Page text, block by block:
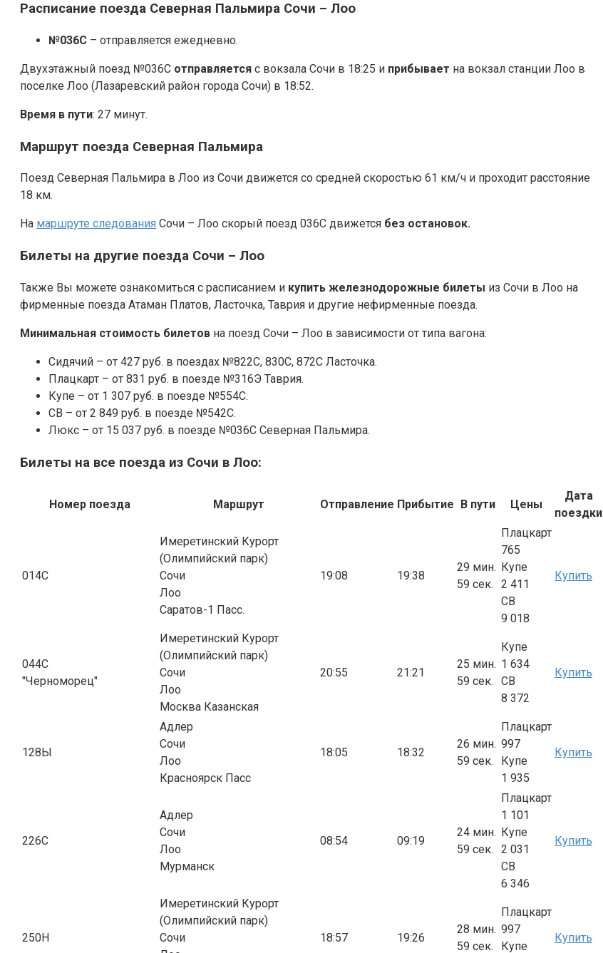
Расписание поезда Северная Пальмира Сочи – Лоо
№036С – отправляется ежедневно.
Двухэтажный поезд №036С отправляется с вокзала Сочи в 18:25 и прибывает на вокзал станции Лоо в
поселке Лоо (Лазаревский район города Сочи) в 18:52.
Время в пути: 27 минут.
Маршрут поезда Северная Пальмира
Поезд Северная Пальмира в Лоо из Сочи движется со средней скоростью 61 км/ч и проходит расстояние
18 км.
На маршруте следования Сочи – Лоо скорый поезд 036С движется без остановок.
Билеты на другие поезда Сочи – Лоо
Также Вы можете ознакомиться с расписанием и купить железнодорожные билеты из Сочи в Лоо на
фирменные поезда Атаман Платов, Ласточка, Таврия и другие нефирменные поезда.
Минимальная стоимость билетов на поезд Сочи – Лоо в зависимости от типа вагона:
Сидячий – от 427 руб. в поездах №822С, 830С, 872С Ласточка.
Плацкарт – от 831 руб. в поезде №316Э Таврия.
Купе – от 1 307 руб. в поезде №554С.
СВ – от 2 849 руб. в поезде №542С.
Люкс – от 15 037 руб. в поезде №036С Северная Пальмира.
Билеты на все поезда из Сочи в Лоо:
Номер поезда Маршрут Отправление Прибытие В пути Цены
Дата
поездки
014С
Имеретинский Курорт
(Олимпийский парк)
Сочи
Лоо
Саратов-1 Пасс.
19:08 19:38
29 мин.
59 сек.
Плацкарт
765
Купе
2 411
СВ
9 018
Купить
044С
"Черноморец"
Имеретинский Курорт
(Олимпийский парк)
Сочи
Лоо
Москва Казанская
20:55 21:21
25 мин.
59 сек.
Купе
1 634
СВ
8 372
Купить
128Ы
Адлер
Сочи
Лоо
Красноярск Пасс
18:05 18:32
26 мин.
59 сек.
Плацкарт
997
Купе
1 935
Купить
226С
Адлер
Сочи
Лоо
Мурманск
08:54 09:19
24 мин.
59 сек.
Плацкарт
1 101
Купе
2 031
СВ
6 346
Купить
250Н
Имеретинский Курорт
(Олимпийский парк)
Сочи
18:57 19:26
28 мин.
59 сек.
Плацкарт
997
Купе
Купить